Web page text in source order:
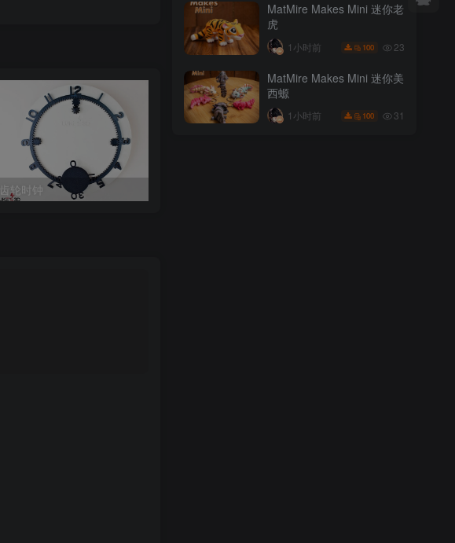
齿轮时钟
MatMire Makes Mini 迷你老
虎
1小时前 100 23
MatMire Makes Mini 迷你美
西螈
1小时前 100 31